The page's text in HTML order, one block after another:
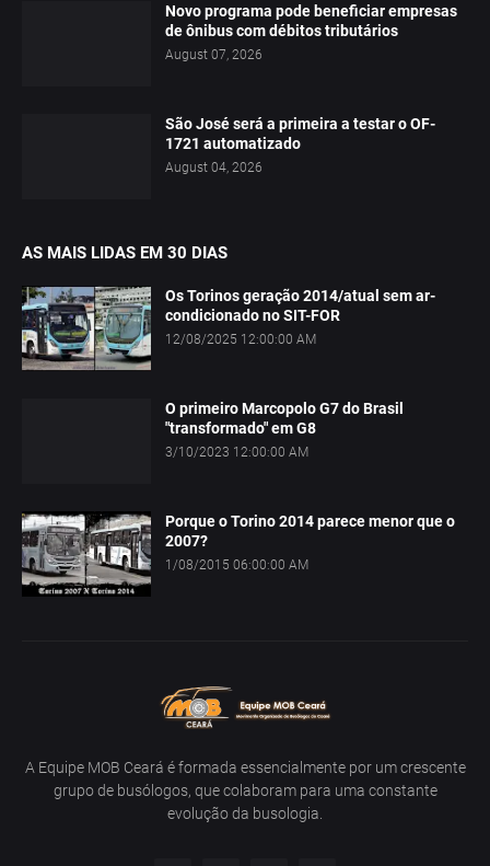
Novo programa pode beneficiar empresas
de ônibus com débitos tributários
August 07, 2026
São José será a primeira a testar o OF-
1721 automatizado
August 04, 2026
AS MAIS LIDAS EM 30 DIAS
Os Torinos geração 2014/atual sem ar-
condicionado no SIT-FOR
12/08/2025 12:00:00 AM
O primeiro Marcopolo G7 do Brasil
"transformado" em G8
3/10/2023 12:00:00 AM
Porque o Torino 2014 parece menor que o
2007?
1/08/2015 06:00:00 AM
A Equipe MOB Ceará é formada essencialmente por um crescente
grupo de busólogos, que colaboram para uma constante
evolução da busologia.